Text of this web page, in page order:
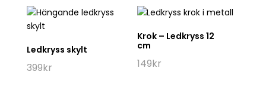
Ledkryss skylt
399kr
Krok – Ledkryss 12
cm
149kr